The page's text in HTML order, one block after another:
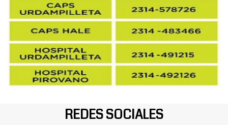
REDES SOCIALES